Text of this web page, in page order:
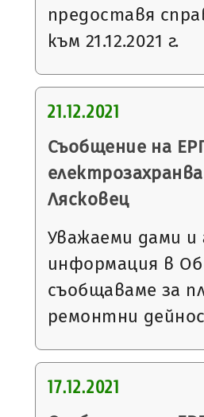
предоставя
към 21.12.2021 г.
21.12.2021
Съобщение на
Лясковец
Уважаеми дами и
информация в
съобщаваме за
ремонтни
17.12.2021